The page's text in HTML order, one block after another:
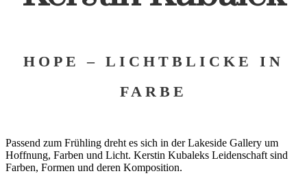
HOPE – LICHTBLICKE IN
FARBE
Passend zum Frühling dreht es sich in der Lakeside Gallery um
Hoffnung, Farben und Licht. Kerstin Kubaleks Leidenschaft sind
Farben, Formen und deren Komposition.